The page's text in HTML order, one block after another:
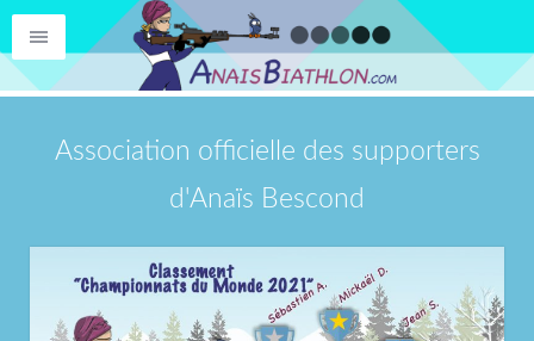
Association officielle des supporters
d'Anaïs Bescond